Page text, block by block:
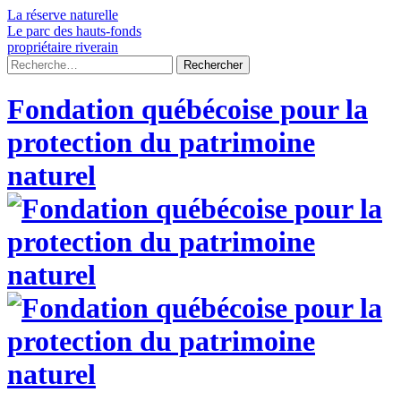
Skip
to
content
La réserve naturelle
Le parc des hauts-fonds
propriétaire riverain
Rechercher :
Fondation québécoise pour la
protection du patrimoine
naturel